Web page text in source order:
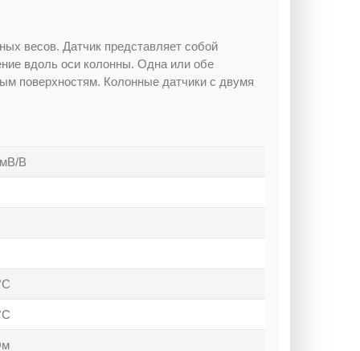
весов. Датчик представляет собой
вдоль оси колонны. Одна или обе
поверхностям. Колонные датчики с двумя
В